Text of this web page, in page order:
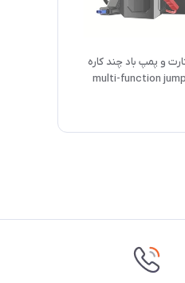
و پمپ باد چند کاره
هوشمند multi-function jump